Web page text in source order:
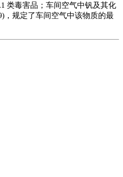
类毒害品；车间空气中钒及其化
，规定了车间空气中该物质的最